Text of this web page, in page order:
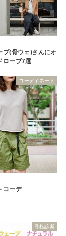
ブ(骨ウェ)さんにオ
ローブ7選
コーディネート
コーデ
骨格診断